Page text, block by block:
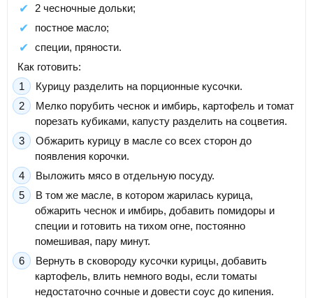
2 чесночные дольки;
постное масло;
специи, пряности.
Как готовить:
Курицу разделить на порционные кусочки.
Мелко порубить чеснок и имбирь, картофель и томат
порезать кубиками, капусту разделить на соцветия.
Обжарить курицу в масле со всех сторон до
появления корочки.
Выложить мясо в отдельную посуду.
В том же масле, в котором жарилась курица,
обжарить чеснок и имбирь, добавить помидоры и
специи и готовить на тихом огне, постоянно
помешивая, пару минут.
Вернуть в сковороду кусочки курицы, добавить
картофель, влить немного воды, если томаты
недостаточно сочные и довести соус до кипения.